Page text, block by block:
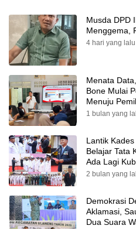
Musda DPD
Menggema,
4 hari yang lalu
Menata
Bone Mulai
Menuju
1 bulan yang
Lantik
Belajar Tata
Ada Lagi
Desa
2 bulan yang
Demokrasi
Aklamasi,
Dua Suara